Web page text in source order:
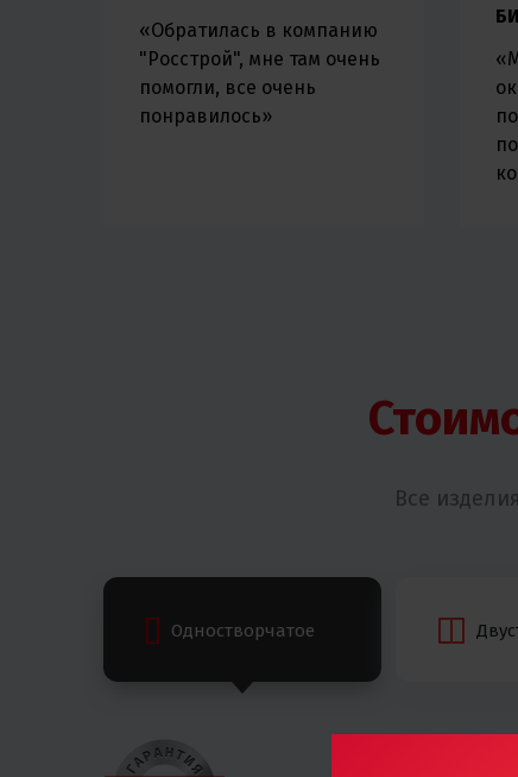
«Обратилась в компанию
"Росстрой", мне там очень
помогли, все очень
понравилось»
Все
Одностворчатое